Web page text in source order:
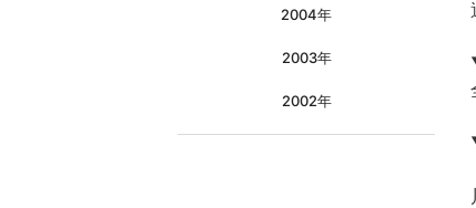
2004年
2003年
2002年